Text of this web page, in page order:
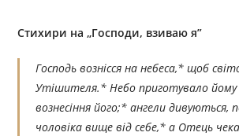
Стихири на „Господи, взиваю я”
Господь вознісся на небеса,* щоб
Утішителя.* Небо приготувало йому
вознесіння його;* ангели дивуються,
чоловіка вище від себе,* а Отець